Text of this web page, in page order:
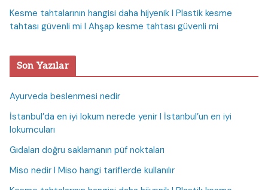
Kesme tahtalarının hangisi daha hijyenik I Plastik kesme
tahtası güvenli mi I Ahşap kesme tahtası güvenli mi
Son Yazılar
Ayurveda beslenmesi nedir
İstanbul’da en iyi lokum nerede yenir I İstanbul’un en iyi
lokumcuları
Gıdaları doğru saklamanın püf noktaları
Miso nedir I Miso hangi tariflerde kullanılır